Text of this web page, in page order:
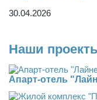
30.04.2026
Наши
Апарт-отель